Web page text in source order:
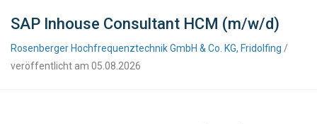
SAP Inhouse Consultant HCM (m/w/d)
Rosenberger Hochfrequenztechnik GmbH & Co. KG, Fridolfing /
veröffentlicht am 05.08.2026